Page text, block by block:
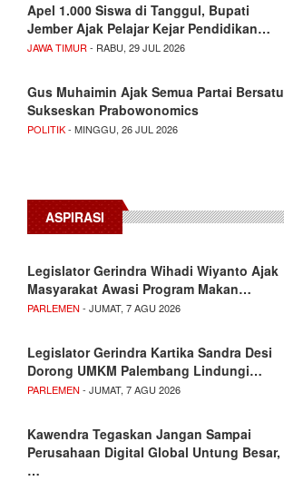
Apel 1.000 Siswa di Tanggul, Bupati
Jember Ajak Pelajar Kejar Pendidikan…
JAWA TIMUR - RABU, 29 JUL 2026
Gus Muhaimin Ajak Semua Partai Bersatu
Sukseskan Prabowonomics
POLITIK- MINGGU, 26 JUL 2026
ASPIRASI
Legislator Gerindra Wihadi Wiyanto Ajak
Masyarakat Awasi Program Makan…
PARLEMEN - JUMAT, 7 AGU 2026
Legislator Gerindra Kartika Sandra Desi
Dorong UMKM Palembang Lindungi…
PARLEMEN - JUMAT, 7 AGU 2026
Kawendra Tegaskan Jangan Sampai
Perusahaan Digital Global Untung Besar,
…